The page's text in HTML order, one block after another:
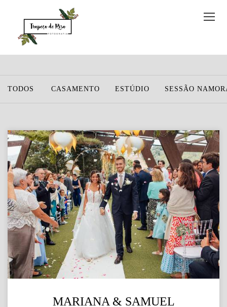
TODOS CASAMENTO ESTÚDIO SESSÃO
MARIANA & SAMUEL